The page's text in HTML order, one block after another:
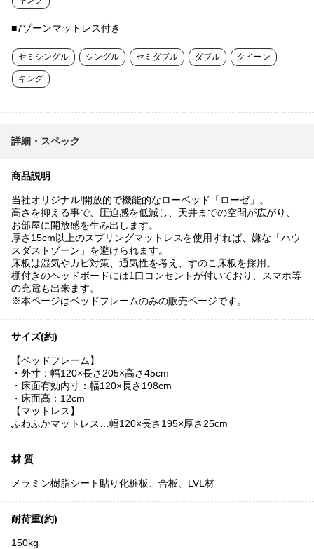
■7ゾーンマットレス付き
セミシングル シングル セミダブル ダブル クイーン
キング
詳細・スペック
商品説明
当社オリジナル!開放的で機能的なローベッド「ローゼ」。
高さを抑える事で、圧迫感を低減し、天井までの空間が広がり、
お部屋に開放感を生み出します。
厚さ15cm以上のスプリングマットレスを使用すれば、嫌な「ハウ
スダストゾーン」を避けられます。
床板は湿気やカビ対策、通気性を考え、すのこ床板を採用。
棚付きのヘッドボードには1口コンセントが付いており、スマホ等
の充電も出来ます。
※本ページはベッドフレームのみの販売ページです。
サイズ(約)
【ベッドフレーム】
・外寸：幅120×長さ205×高さ45cm
・床面有効内寸：幅120×長さ198cm
・床面高：12cm
【マットレス】
ふわふかマットレス…幅120×長さ195×厚さ25cm
材 質
メラミン樹脂シート貼り化粧板、合板、LVL材
耐荷重(約)
150kg